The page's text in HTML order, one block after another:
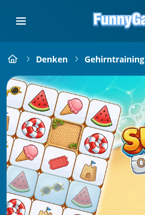
Denken Gehirntraining